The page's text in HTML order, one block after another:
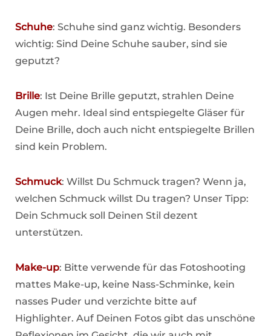
Schuhe: Schuhe sind ganz wichtig. Besonders
wichtig: Sind Deine Schuhe sauber, sind sie
geputzt?
Brille: Ist Deine Brille geputzt, strahlen Deine
Augen mehr. Ideal sind entspiegelte Gläser für
Deine Brille, doch auch nicht entspiegelte Brillen
sind kein Problem.
Schmuck: Willst Du Schmuck tragen? Wenn ja,
welchen Schmuck willst Du tragen? Unser Tipp:
Dein Schmuck soll Deinen Stil dezent
unterstützen.
Make-up: Bitte verwende für das Fotoshooting
mattes Make-up, keine Nass-Schminke, kein
nasses Puder und verzichte bitte auf
Highlighter. Auf Deinen Fotos gibt das unschöne